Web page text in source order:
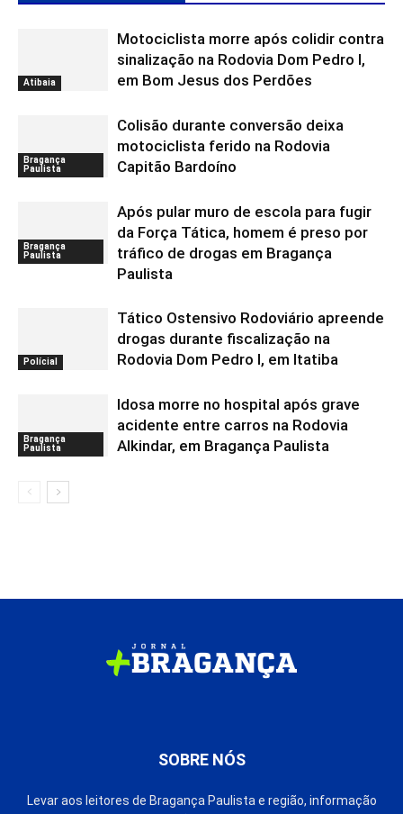
Atibaia
Motociclista morre após colidir contra
sinalização na Rodovia Dom Pedro I,
em Bom Jesus dos Perdões
Bragança
Paulista
Colisão durante conversão deixa
motociclista ferido na Rodovia
Capitão Bardoíno
Bragança
Paulista
Após pular muro de escola para fugir
da Força Tática, homem é preso por
tráfico de drogas em Bragança
Paulista
Polícial
Tático Ostensivo Rodoviário apreende
drogas durante fiscalização na
Rodovia Dom Pedro I, em Itatiba
Bragança
Paulista
Idosa morre no hospital após grave
acidente entre carros na Rodovia
Alkindar, em Bragança Paulista
SOBRE NÓS
Levar aos leitores de Bragança Paulista e região, informação